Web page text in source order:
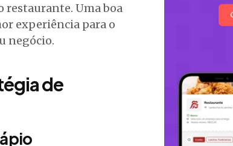
restaurante. Uma boa
experiência para o
negócio.
de